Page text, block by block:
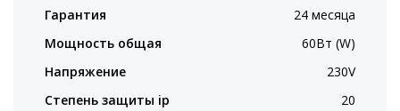
Гарантия
24 месяца
Мощность общая
60Вт (W)
Напряжение
230V
Степень защиты ip
20